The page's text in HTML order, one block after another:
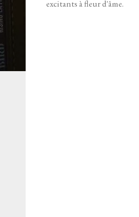
excitants à fleur d'âme.